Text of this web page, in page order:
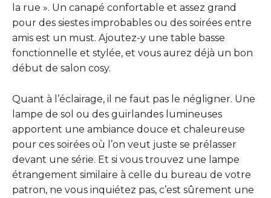
la rue ». Un canapé confortable et assez grand
pour des siestes improbables ou des soirées entre
amis est un must. Ajoutez-y une table basse
fonctionnelle et stylée, et vous aurez déjà un bon
début de salon cosy.
Quant à l’éclairage, il ne faut pas le négligner. Une
lampe de sol ou des guirlandes lumineuses
apportent une ambiance douce et chaleureuse
pour ces soirées où l’on veut juste se prélasser
devant une série. Et si vous trouvez une lampe
étrangement similaire à celle du bureau de votre
patron, ne vous inquiétez pas, c’est sûrement une